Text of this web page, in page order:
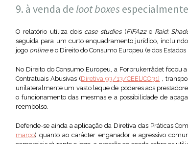
à venda de loot boxes
O relatório utiliza dois case studies(FIFA22e Raid:
seguida para um curto enquadramento jurídico,
jogo onlinee o Direito do Consumo Europeu (e dos
No Direito do Consumo Europeu, a Forbrukerrådet focou
Contratuais Abusivas (Diretiva 93/13/CEE[JCO31] ,
unilateralmente um vasto leque de poderes aos
o funcionamento das mesmas e a possibilidade de
reembolso.
Defende-se ainda a aplicação da Diretiva das Práticas
março) quanto ao carácter enganador e agressivo